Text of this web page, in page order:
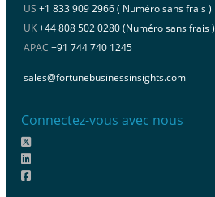
US +1 833 909 2966 ( Numéro sans frais )
UK+44 808 502 0280 (Numéro sans frais )
APAC +91 744 740 1245
sales@fortunebusinessinsights.com
Connectez-vous avec nous